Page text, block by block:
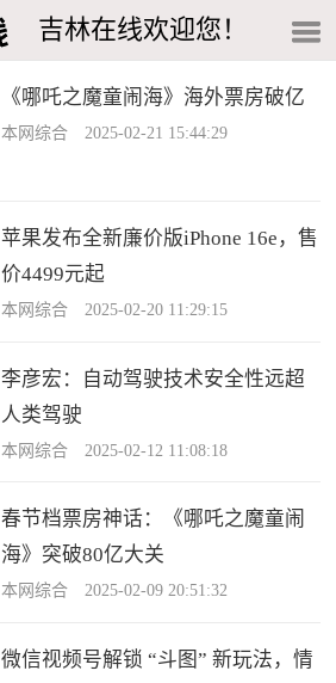
吉林在线欢迎您！
《哪吒之魔童闹海》海外票房破亿
本网综合 2025-02-21 15:44:29
苹果发布全新廉价版iPhone 16e，售
价4499元起
本网综合 2025-02-20 11:29:15
李彦宏：自动驾驶技术安全性远超
人类驾驶
本网综合 2025-02-12 11:08:18
春节档票房神话：《哪吒之魔童闹
海》突破80亿大关
本网综合 2025-02-09 20:51:32
微信视频号解锁 “斗图” 新玩法，情